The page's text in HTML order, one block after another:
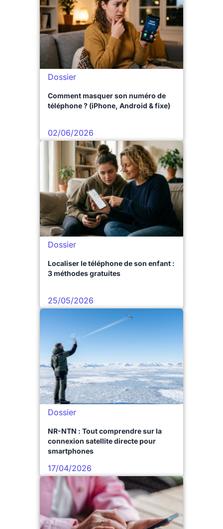
Dossier
Comment masquer son numéro de
téléphone ? (iPhone, Android & fixe)
02/06/2026
Dossier
Localiser le téléphone de son enfant :
3 méthodes gratuites
25/05/2026
Dossier
NR-NTN : Tout comprendre sur la
connexion satellite directe pour
smartphones
17/04/2026